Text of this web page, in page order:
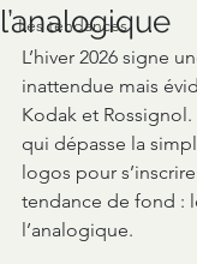
Les tendances
l’analogique
L’hiver 2026 signe
inattendue mais
Kodak et
qui dépasse la
logos pour
tendance de fond :
l’analogique.